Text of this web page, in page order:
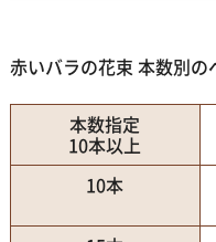
赤いバラの花束 本数別の
本数指定
10本以上
10本